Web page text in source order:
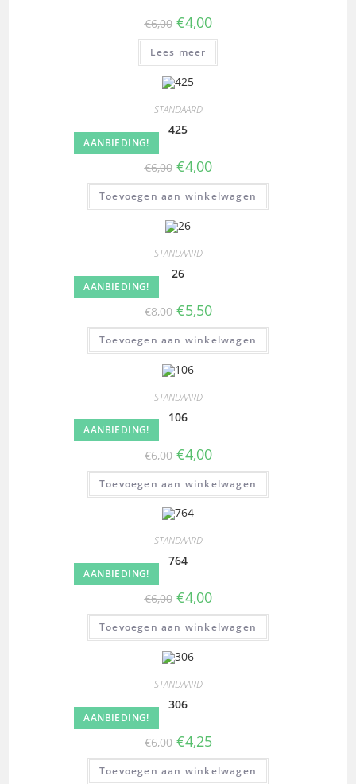
€6,00 €4,00
Lees meer
AANBIEDING!
STANDAARD
425
€6,00 €4,00
Toevoegen aan winkelwagen
AANBIEDING!
STANDAARD
26
€8,00 €5,50
Toevoegen aan winkelwagen
AANBIEDING!
STANDAARD
106
€6,00 €4,00
Toevoegen aan winkelwagen
AANBIEDING!
STANDAARD
764
€6,00 €4,00
Toevoegen aan winkelwagen
AANBIEDING!
STANDAARD
306
€6,00 €4,25
Toevoegen aan winkelwagen